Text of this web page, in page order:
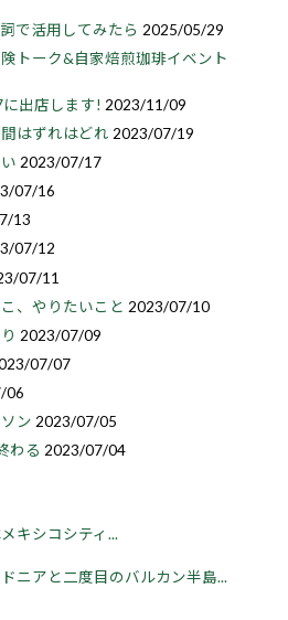
で活用してみたら 2025/05/29
トーク&自家焙煎珈琲イベント
に出店します! 2023/11/09
はずれはどれ 2023/07/19
2023/07/17
07/16
13
07/12
07/11
、やりたいこと 2023/07/10
2023/07/09
07/07
06
ン 2023/07/05
わる 2023/07/04
キシコシティ...
ニアと二度目のバルカン半島...